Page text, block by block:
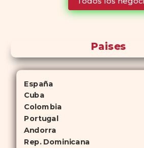
para quienes no desean planificar sus
Paises
España
Cuba
Colombia
Portugal
Andorra
Rep. Dominicana